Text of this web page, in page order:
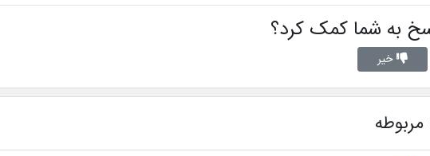
به شما کمک کرد؟
مربوطه